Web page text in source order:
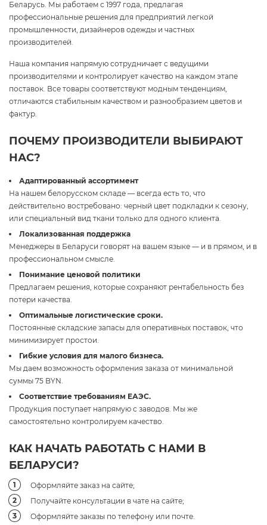
Беларусь. Мы работаем с 1997 года, предлагая
профессиональные решения для предприятий легкой
промышленности, дизайнеров одежды и частных
производителей.
Наша компания напрямую сотрудничает с ведущими
производителями и контролирует качество на каждом этапе
поставок. Все товары соответствуют модным тенденциям,
отличаются стабильным качеством и разнообразием цветов и
фактур.
ПОЧЕМУ ПРОИЗВОДИТЕЛИ ВЫБИРАЮТ
НАС?
Адаптированный ассортимент
На нашем белорусском складе — всегда есть то, что
действительно востребовано: черный цвет подкладки к сезону,
или специальный вид ткани только для одного клиента.
Локализованная поддержка
Менеджеры в Беларуси говорят на вашем языке — и в прямом, и в
профессиональном смысле.
Понимание ценовой политики
Предлагаем решения, которые сохраняют рентабельность без
потери качества.
Оптимальные логистические сроки.
Постоянные складские запасы для оперативных поставок, что
минимизирует простои.
Гибкие условия для малого бизнеса.
Мы даем возможность оформления заказа от минимальной
суммы 75 BYN.
Соответствие требованиям ЕАЭС.
Продукция поступает напрямую с заводов. Мы же
самостоятельно контролируем качество.
КАК НАЧАТЬ РАБОТАТЬ С НАМИ В
БЕЛАРУСИ?
Оформляйте заказ на сайте;
Получайте консультации в чате на сайте;
Оформляйте заказы по телефону или почте.